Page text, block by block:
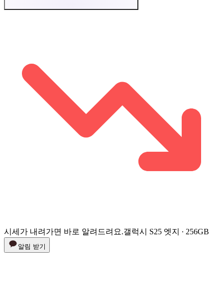
시세가 내려가면 바로 알려드려요.갤럭시 S25 엣지 ∙ 256GB
알림 받기